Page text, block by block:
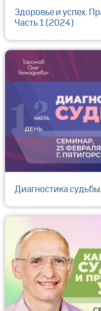
Здоровье и успех.
Часть 1 (2024)
Диагностика